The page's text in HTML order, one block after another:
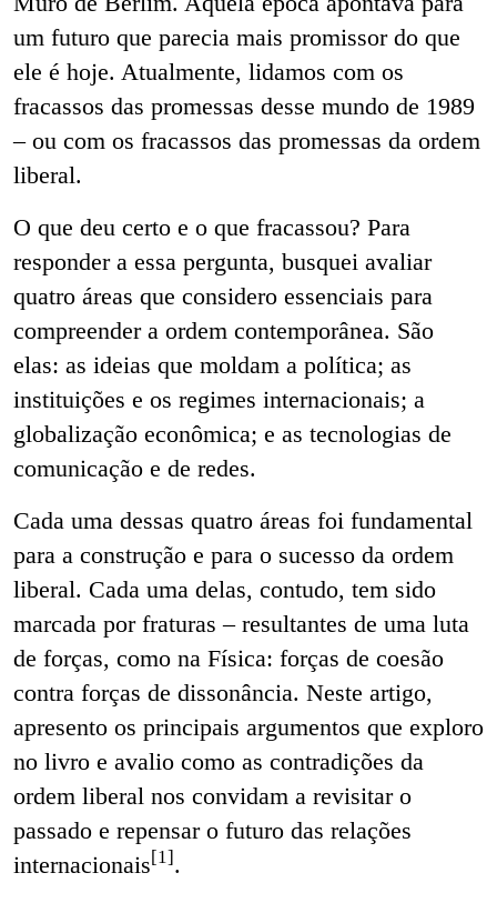
um futuro que parecia mais promissor do que
ele é hoje. Atualmente, lidamos com os
fracassos das promessas desse mundo de 1989
– ou com os fracassos das promessas da ordem
liberal.
O que deu certo e o que fracassou? Para
responder a essa pergunta, busquei avaliar
quatro áreas que considero essenciais para
compreender a ordem contemporânea. São
elas: as ideias que moldam a política; as
instituições e os regimes internacionais; a
globalização econômica; e as tecnologias de
comunicação e de redes.
Cada uma dessas quatro áreas foi fundamental
para a construção e para o sucesso da ordem
liberal. Cada uma delas, contudo, tem sido
marcada por fraturas – resultantes de uma luta
de forças, como na Física: forças de coesão
contra forças de dissonância. Neste artigo,
apresento os principais argumentos que exploro
no livro e avalio como as contradições da
ordem liberal nos convidam a revisitar o
passado e repensar o futuro das relações
internacionais[1] .